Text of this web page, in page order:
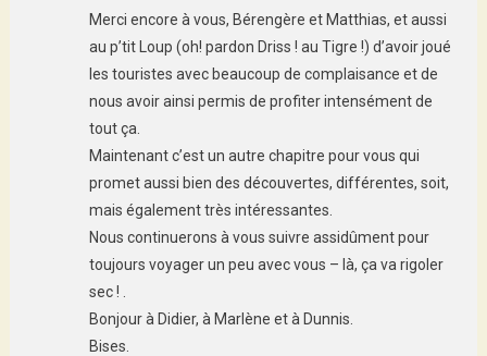
Merci encore à vous, Bérengère et Matthias, et aussi
au p’tit Loup (oh! pardon Driss ! au Tigre !) d’avoir joué
les touristes avec beaucoup de complaisance et de
nous avoir ainsi permis de profiter intensément de
tout ça.
Maintenant c’est un autre chapitre pour vous qui
promet aussi bien des découvertes, différentes, soit,
mais également très intéressantes.
Nous continuerons à vous suivre assidûment pour
toujours voyager un peu avec vous – là, ça va rigoler
sec ! .
Bonjour à Didier, à Marlène et à Dunnis.
Bises.